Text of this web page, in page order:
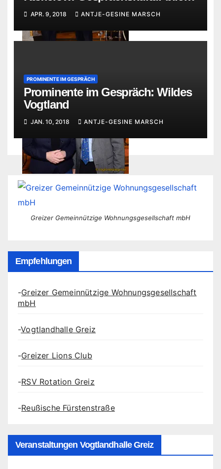
Gäste den musikalischen
Vortrag von Günter „Baby“
Sommer.
Gespräch mit dem
Kameramann.
Ines Wartenberg und Ulf
Merbold
auf der Strecke
APR. 9, 2018 ANTJE-GESINE MARSCH
PROMINENTE IM GESPRÄCH
Prominente im Gespräch: Wildes
Vogtland
JAN. 10, 2018 ANTJE-GESINE MARSCH
Greizer Gemeinnützige Wohnungsgesellschaft mbH
Empfehlungen
-Greizer Gemeinnützige Wohnungsgesellschaft
mbH
-Vogtlandhalle Greiz
-Greizer Lions Club
-RSV Rotation Greiz
-Reußische Fürstenstraße
Veranstaltungen Vogtlandhalle Greiz